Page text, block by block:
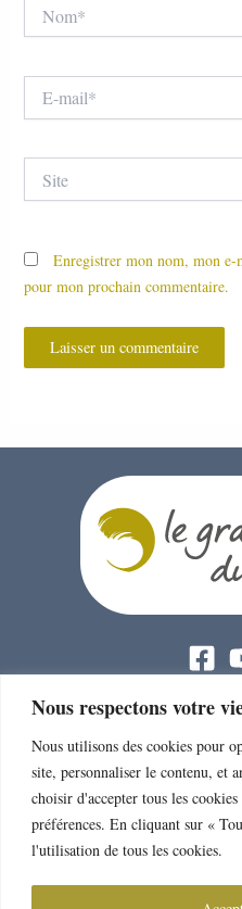
Nous respectons votre
Nous utilisons des cookies pour
site, personnaliser le contenu, et
choisir d'accepter tous les
préférences. En cliquant sur «
l'utilisation de tous les cookies.
mail*
Enregistrer mon nom, mon
pour mon prochain commentaire.
PROJET DE
> Le projet de l’Association
> 2017-2020 : Le Grand Secret
> 2023-2025 : Dans la trame du